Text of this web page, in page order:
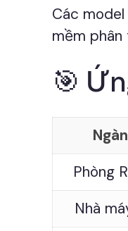
Các
mềm phân
🎯
Phòng
Nhà